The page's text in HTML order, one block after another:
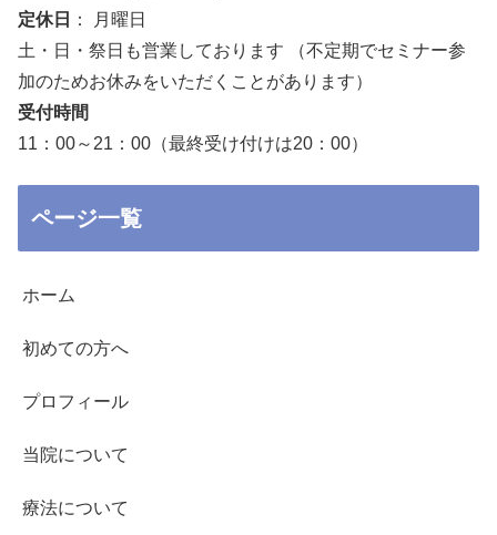
定休日
： 月曜日
土・日・祭日も営業しております （不定期でセミナー参
加のためお休みをいただくことがあります）
受付時間
11：00～21：00（最終受け付けは20：00）
ページ一覧
ホーム
初めての方へ
プロフィール
当院について
療法について